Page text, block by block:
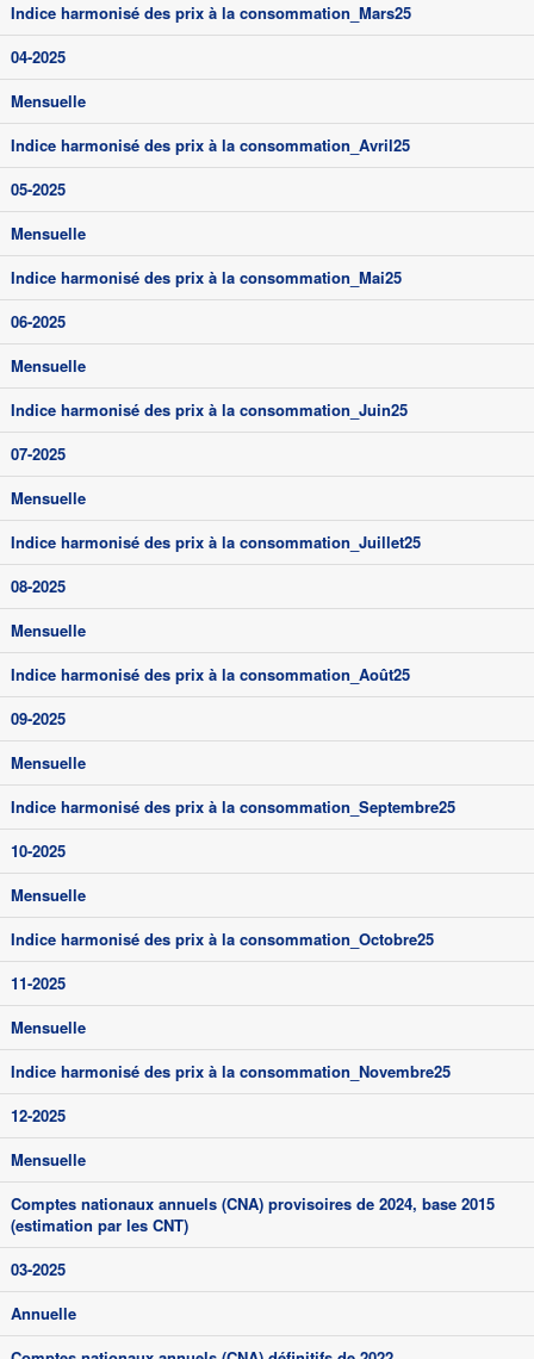
Indice harmonisé des prix à la consommation_Mars25
04-2025
Mensuelle
Indice harmonisé des prix à la consommation_Avril25
05-2025
Mensuelle
Indice harmonisé des prix à la consommation_Mai25
06-2025
Mensuelle
Indice harmonisé des prix à la consommation_Juin25
07-2025
Mensuelle
Indice harmonisé des prix à la consommation_Juillet25
08-2025
Mensuelle
Indice harmonisé des prix à la consommation_Août25
09-2025
Mensuelle
Indice harmonisé des prix à la consommation_Septembre25
10-2025
Mensuelle
Indice harmonisé des prix à la consommation_Octobre25
11-2025
Mensuelle
Indice harmonisé des prix à la consommation_Novembre25
12-2025
Mensuelle
Comptes nationaux annuels (CNA) provisoires de 2024, base 2015
(estimation par les CNT)
03-2025
Annuelle